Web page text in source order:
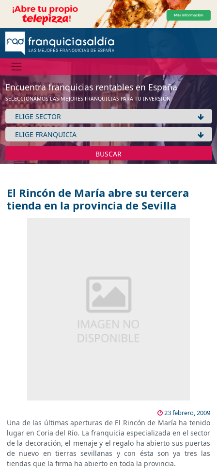
Encuentra franquicias rentables en España
SELECCIONAMOS LAS MEJORES FRANQUICIAS PARA TU INVERSIÓN
BUSCAR
El Rincón de María abre su tercera
tienda en la provincia de Sevilla
23 febrero, 2009
Una de las últimas aperturas de El Rincón de María ha tenido
lugar en Coria del Río. La franquicia especializada en el sector
de la decoración, el menaje y el regalo ha abierto sus puertas
de nuevo en tierras sevillanas y con ésta son ya tres las
tiendas que la firma ha abierto en toda la provincia.